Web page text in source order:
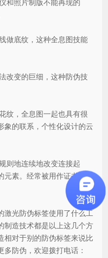
照片制版不能再现的
底纹，这种全息图技能
变的巨细，这种防伪技
，全息图一起也具有很
象的联系，个性化设计的云
地连续地改变连接起
素。经常被用作证书的防
光防伪标签使用了什么工
制造技术都是以上这几个方
相对于别的防伪标签来说比
防伪，欢迎拨打电话：